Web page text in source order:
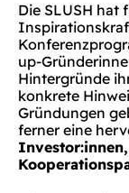
Die SLUSH hat
up-
Hintergründe
konkrete
Gründungen
ferner eine